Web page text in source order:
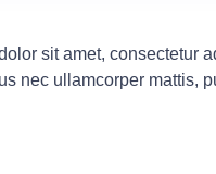
sit amet, consectetur
nec ullamcorper mattis,